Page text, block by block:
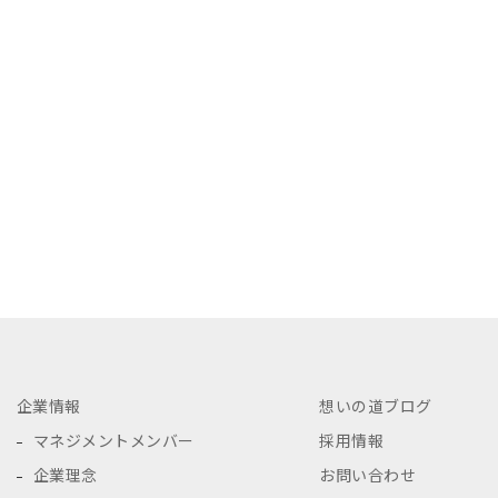
企業情報
マネジメントメンバー
企業理念
想いの道ブログ
採用情報
お問い合わせ